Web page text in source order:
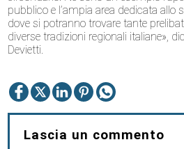
pubblico e l’ampia area dedicata allo
dove si potranno trovare tante
diverse tradizioni regionali italiane»,
Devietti.
Lascia un commento